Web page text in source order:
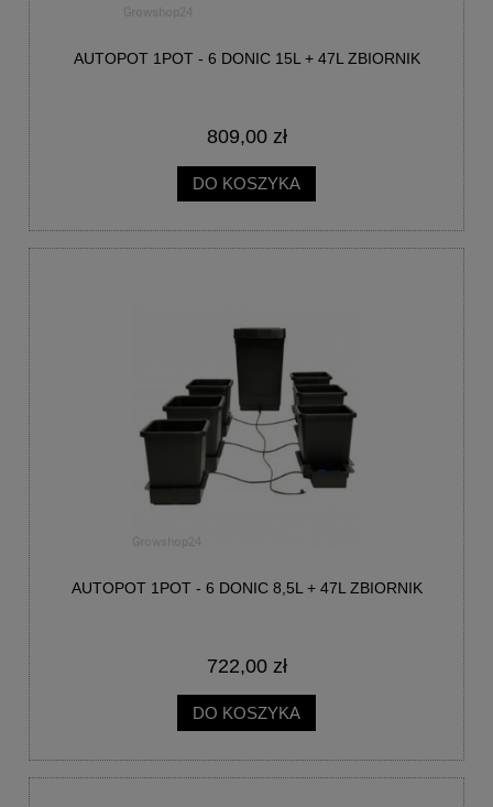
AUTOPOT 1POT - 6 DONIC 15L + 47L ZBIORNIK
809,00 zł
DO KOSZYKA
AUTOPOT 1POT - 6 DONIC 8,5L + 47L ZBIORNIK
722,00 zł
DO KOSZYKA